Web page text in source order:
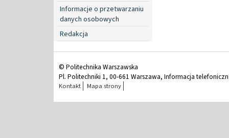
Informacje o przetwarzaniu
danych osobowych
Redakcja
© Politechnika Warszawska
Pl. Politechniki 1, 00-661 Warszawa, Informacja
Kontakt Mapa strony